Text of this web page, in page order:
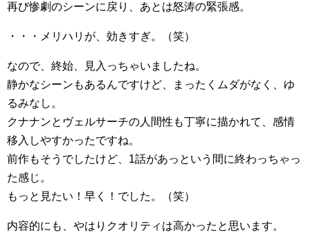
再び惨劇のシーンに戻り、あとは怒涛の緊張感。
・・・メリハリが、効きすぎ。（笑）
なので、終始、見入っちゃいましたね。
静かなシーンもあるんですけど、まったくムダがなく、ゆ
るみなし。
クナナンとヴェルサーチの人間性も丁寧に描かれて、感情
移入しやすかったですね。
前作もそうでしたけど、1話があっという間に終わっちゃっ
た感じ。
もっと見たい！早く！でした。（笑）
内容的にも、やはりクオリティは高かったと思います。